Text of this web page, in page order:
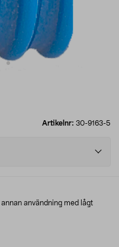
Artikelnr: 30-9163-5
användning med lågt